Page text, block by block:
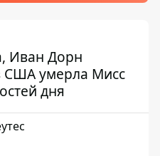
Иван Дорн
США умерла Мисс
дня